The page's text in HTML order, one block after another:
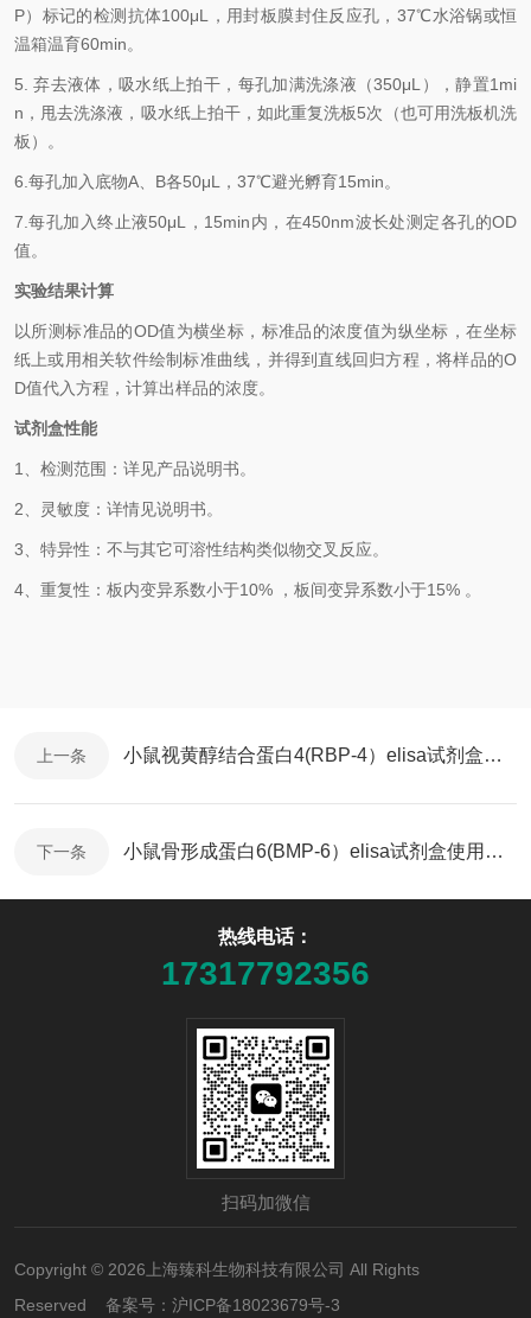
P）标记的检测抗体100μL ，用封板膜封住反应孔， 37℃水浴锅或恒
温箱温育60min。
5. 弃去液体，吸水纸上拍干，每孔加满洗涤液（350μL ），静置1mi
n ，甩去洗涤液，吸水纸上拍干，如此重复洗板5次（也可用洗板机洗
板）。
6.每孔加入底物A B各50μL ， 37℃避光孵育15min。
7.每孔加入终止液50μL ， 15min内，在450nm波长处测定各孔的OD
值。
实验结果计算
以所测标准品的OD值为横坐标，标准品的浓度值为纵坐标，在坐标
纸上或用相关软件绘制标准曲线，并得到直线回归方程，将样品的O
D值代入方程，计算出样品的浓度。
试剂盒性能
1、检测范围：详见产品说明书。
2、灵敏度： 详情见说明书。
3、特异性：不与其它可溶性结构类似物交叉反应。
4、重复性：板内变异系数小于10% ，板间变异系数小于15% 。
上一条 小鼠视黄醇结合蛋白4(RBP-4）elisa试剂盒产品说明书
下一条 小鼠骨形成蛋白6(BMP-6）elisa试剂盒使用说明书
热线电话：
17317792356
扫码加微信
Copyright © 2026上海臻科生物科技有限公司 All Rights
Reserved 备案号： 沪ICP备18023679号-3